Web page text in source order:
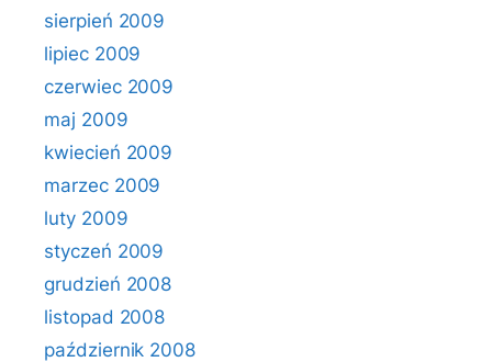
sierpień 2009
lipiec 2009
czerwiec 2009
maj 2009
kwiecień 2009
marzec 2009
luty 2009
styczeń 2009
grudzień 2008
listopad 2008
październik 2008